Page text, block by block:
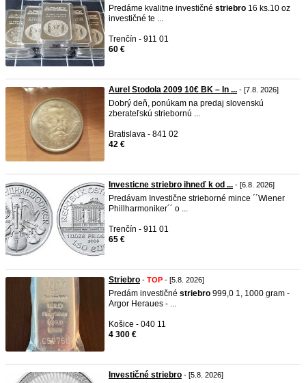
Predáme kvalitne investičné striebro 16 ks.10 oz
investičné te ...
Trenčín - 911 01
60 €
Aurel Stodola 2009 10€ BK – In ... - [7.8. 2026]
Dobrý deň, ponúkam na predaj slovenskú
zberateľskú striebornú ...
Bratislava - 841 02
42 €
Investicne striebro ihneď k od ... - [6.8. 2026]
Predávam Investične strieborné mince ´´Wiener
Phillharmoniker´´ o ...
Trenčín - 911 01
65 €
Striebro - TOP - [5.8. 2026]
Predám investičné striebro 999,0 1, 1000 gram -
Argor Heraues - ...
Košice - 040 11
4 300 €
Investičné striebro - [5.8. 2026]